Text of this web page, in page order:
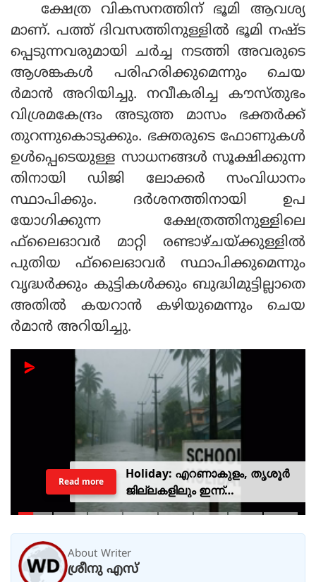
ക്ഷേത്ര വികസനത്തിന് ഭൂമി ആവശ്യ
മാണ്. പത്ത് ദിവസത്തിനുള്ളില്‍ ഭൂമി നഷ്ട
പ്പെടുന്നവരുമായി ചര്‍ച്ച നടത്തി അവരുടെ
ആശങ്കകള്‍ പരിഹരിക്കുമെന്നും ചെയ
ര്‍മാന്‍ അറിയിച്ചു. നവീകരിച്ച കൗസ്തുഭം
വിശ്രമകേന്ദ്രം അടുത്ത മാസം ഭക്തര്‍ക്ക്
തുറന്നുകൊടുക്കും. ഭക്തരുടെ ഫോണുകള്‍
ഉള്‍പ്പെടെയുള്ള സാധനങ്ങള്‍ സൂക്ഷിക്കുന്ന
തിനായി ഡിജി ലോക്കര്‍ സംവിധാനം
സ്ഥാപിക്കും. ദര്‍ശനത്തിനായി ഉപ
യോഗിക്കുന്ന ക്ഷേത്രത്തിനുള്ളിലെ
ഫ്‌ലൈഓവര്‍ മാറ്റി രണ്ടാഴ്ചയ്ക്കുള്ളില്‍
പുതിയ ഫ്‌ലൈഓവര്‍ സ്ഥാപിക്കുമെന്നും
വൃദ്ധര്‍ക്കും കുട്ടികള്‍ക്കും ബുദ്ധിമുട്ടില്ലാതെ
അതില്‍ കയറാന്‍ കഴിയുമെന്നും ചെയ
ര്‍മാന്‍ അറിയിച്ചു.
Holiday: എറണാകുളം, തൃശൂർ
ജില്ലകളിലും ഇന്ന്
അവധിയാണേ..!
Read more
About Writer
ശ്രീനു എസ്